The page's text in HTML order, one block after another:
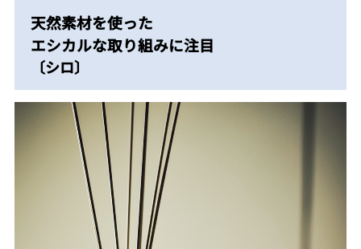
天然素材を使った
エシカルな取り組みに注目
〔シロ〕